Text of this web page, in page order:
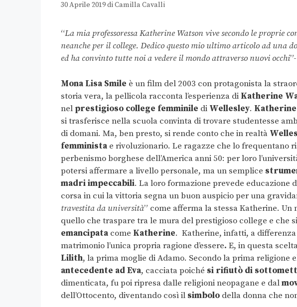
30 Aprile 2019diCamilla Cavalli
“La mia professoressa Katherine Watson vive secondo le proprie
neanche per il college. Dedico questo mio ultimo articolo ad una
ed ha convinto tutte noi a vedere il mondo attraverso nuovi occhi
Mona Lisa Smile è un film del 2003 con protagonista la
storia vera, la pellicola racconta l’esperienza di Katherine
nel prestigioso college femminile di Wellesley. Katherine
si trasferisce nella scuola convinta di trovare studentesse
di domani. Ma, ben presto, si rende conto che in realtà
femminista e rivoluzionario. Le ragazze che lo frequentano
perbenismo borghese dell’America anni 50: per loro
potersi affermare a livello personale, ma un semplice
madri impeccabili. La loro formazione prevede educazione
corsa in cui la vittoria segna un buon auspicio per una
travestita da università” come afferma la stessa Katherine.
quello che traspare tra le mura del prestigioso college e che
emancipata come Katherine. Katherine, infatti, a
matrimonio l’unica propria ragione d’essere. E, in questa
Lilith, la prima moglie di Adamo. Secondo la prima religione
antecedente ad Eva, cacciata poiché si rifiutò di
dimenticata, fu poi ripresa dalle religioni neopagane e dal
dell’Ottocento, diventando così il simbolo della donna che